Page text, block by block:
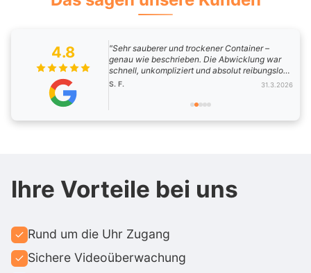
4.8
"Sehr sauberer und trockener Container –
genau wie beschrieben. Die Abwicklung war
schnell, unkompliziert und absolut reibungslos.
Besonders hervorzuheben ist der Top-
stets lösungsorientiert. Auf individuelle
flexibel und entgegenkommend reagiert.
S. F. 31.3.2026
Ihre Vorteile bei uns
Rund um die Uhr Zugang
Sichere Videoüberwachung